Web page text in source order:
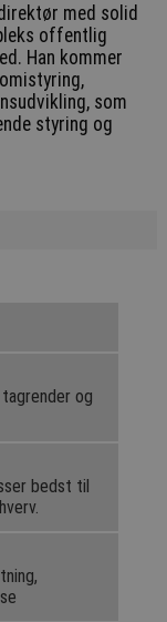
med solid
offentlig
Han kommer
som
styring og
og
bedst til